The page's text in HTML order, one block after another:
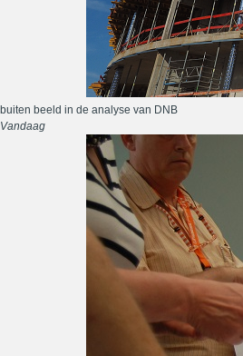
buiten beeld in de analyse van DNB
Vandaag